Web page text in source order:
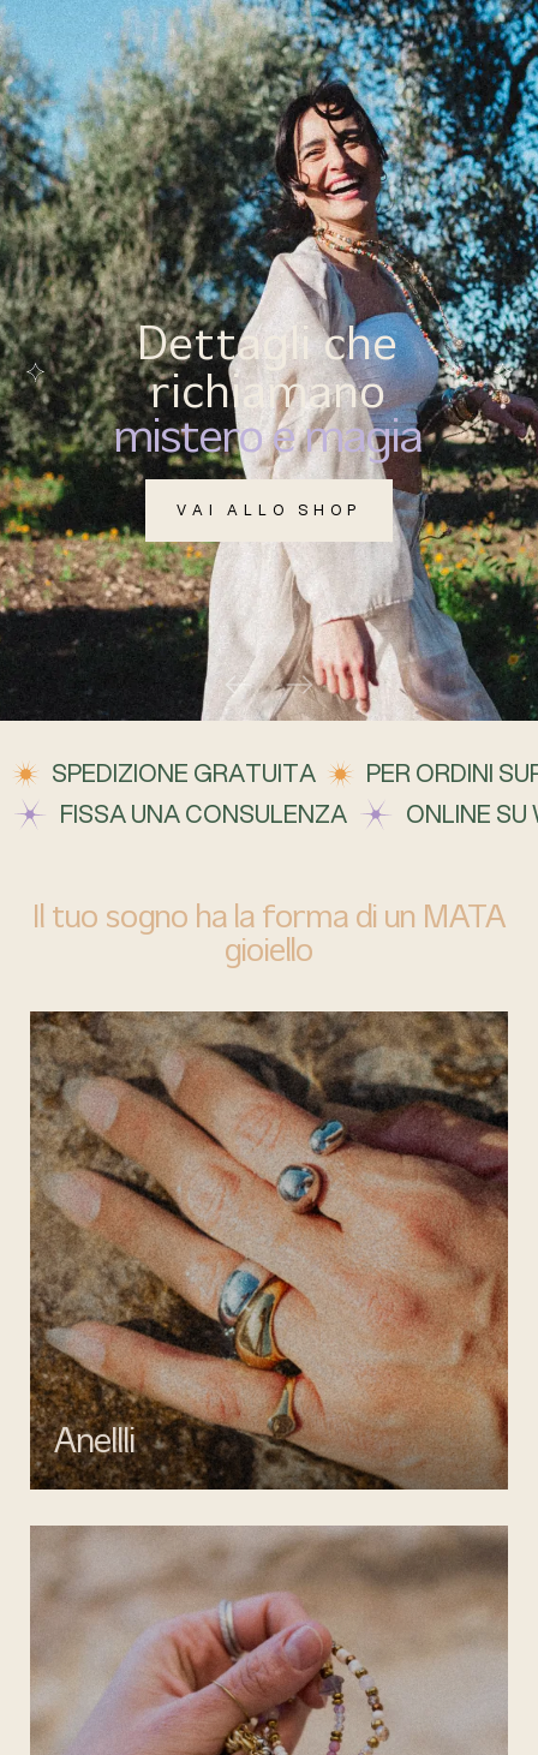
(0)
MENU
Dettagli che
richiamano
mistero e magia
VAI ALLO SHOP
SPEDIZIONE GRATUITA
PER ORDINI
FISSA UNA CONSULENZA
ONLINE
Il tuo sogno ha la forma di un MATA
gioiello
Anellli
Scopri la collezione di anelli artigianali di Mata gioielli, realizzati in